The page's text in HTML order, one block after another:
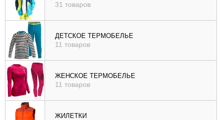
31 товаров
ДЕТСКОЕ ТЕРМОБЕЛЬЕ
11 товаров
ЖЕНСКОЕ ТЕРМОБЕЛЬЕ
11 товаров
ЖИЛЕТКИ